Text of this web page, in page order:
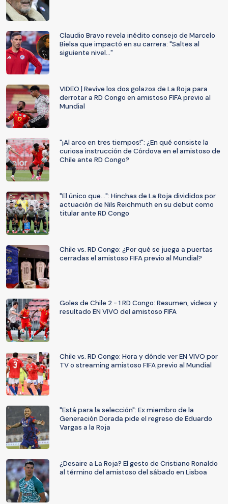
Claudio Bravo revela inédito consejo de Marcelo
Bielsa que impactó en su carrera: "Saltes al
siguiente nivel..."
VIDEO | Revive los dos golazos de La Roja para
derrotar a RD Congo en amistoso FIFA previo al
Mundial
"¡Al arco en tres tiempos!": ¿En qué consiste la
curiosa instrucción de Córdova en el amistoso de
Chile ante RD Congo?
"El único que...": Hinchas de La Roja divididos por
actuación de Nils Reichmuth en su debut como
titular ante RD Congo
Chile vs. RD Congo: ¿Por qué se juega a puertas
cerradas el amistoso FIFA previo al Mundial?
Goles de Chile 2 - 1 RD Congo: Resumen, videos y
resultado EN VIVO del amistoso FIFA
Chile vs. RD Congo: Hora y dónde ver EN VIVO por
TV o streaming amistoso FIFA previo al Mundial
"Está para la selección": Ex miembro de la
Generación Dorada pide el regreso de Eduardo
Vargas a la Roja
¿Desaire a La Roja? El gesto de Cristiano Ronaldo
al término del amistoso del sábado en Lisboa